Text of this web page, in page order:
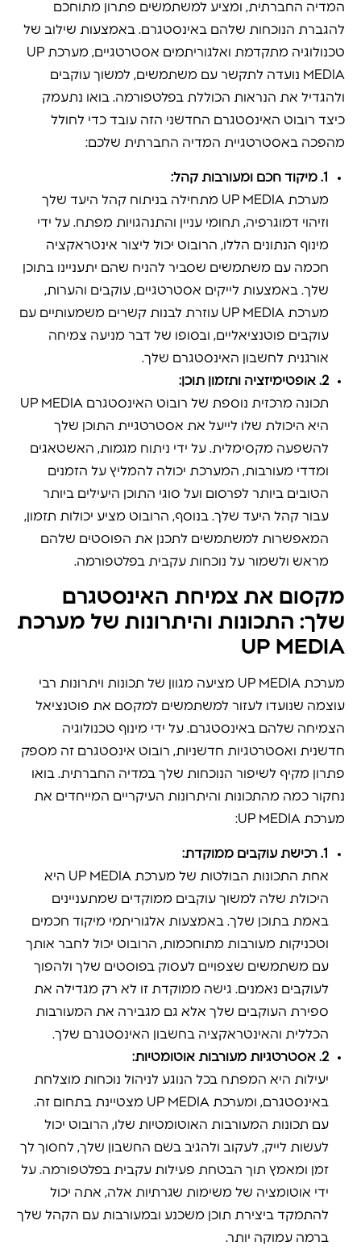
המדיה החברתית, ומציע למשתמשים פתרון מתוחכם
להגברת הנוכחות שלהם באינסטגרם. באמצעות שילוב של
טכנולוגיה מתקדמת ואלגוריתמים אסטרטגיים, מערכת UP
MEDIA נועדה לתקשר עם משתמשים, למשוך עוקבים
ולהגדיל את הנראות הכוללת בפלטפורמה. בואו נתעמק
כיצד רובוט האינסטגרם החדשני הזה עובד כדי לחולל
מהפכה באסטרטגיית המדיה החברתית שלכם:
1. מיקוד חכם ומעורבות קהל:
מערכת UP MEDIA מתחילה בניתוח קהל היעד שלך
וזיהוי דמוגרפיה, תחומי עניין והתנהגויות מפתח. על ידי
מינוף הנתונים הללו, הרובוט יכול ליצור אינטראקציה
חכמה עם משתמשים שסביר להניח שהם יתעניינו בתוכן
שלך. באמצעות לייקים אסטרטגיים, עוקבים והערות,
מערכת UP MEDIA עוזרת לבנות קשרים משמעותיים עם
עוקבים פוטנציאליים, ובסופו של דבר מניעה צמיחה
אורגנית לחשבון האינסטגרם שלך.
2. אופטימיזציה ותזמון תוכן:
תכונה מרכזית נוספת של רובוט האינסטגרם UP MEDIA
היא היכולת שלו לייעל את אסטרטגיית התוכן שלך
להשפעה מקסימלית. על ידי ניתוח מגמות, האשטאגים
ומדדי מעורבות, המערכת יכולה להמליץ על הזמנים
הטובים ביותר לפרסום ועל סוגי התוכן היעילים ביותר
עבור קהל היעד שלך. בנוסף, הרובוט מציע יכולות תזמון,
המאפשרות למשתמשים לתכנן את הפוסטים שלהם
מראש ולשמור על נוכחות עקבית בפלטפורמה.
מקסום את צמיחת האינסטגרם
שלך: התכונות והיתרונות של מערכת
UP MEDIA
מערכת UP MEDIA מציעה מגוון של תכונות ויתרונות רבי
עוצמה שנועדו לעזור למשתמשים למקסם את פוטנציאל
הצמיחה שלהם באינסטגרם. על ידי מינוף טכנולוגיה
חדשנית ואסטרטגיות חדשניות, רובוט אינסטגרם זה מספק
פתרון מקיף לשיפור הנוכחות שלך במדיה החברתית. בואו
נחקור כמה מהתכונות והיתרונות העיקריים המייחדים את
מערכת UP MEDIA:
1. רכישת עוקבים ממוקדת:
אחת התכונות הבולטות של מערכת UP MEDIA היא
היכולת שלה למשוך עוקבים ממוקדים שמתעניינים
באמת בתוכן שלך. באמצעות אלגוריתמי מיקוד חכמים
וטכניקות מעורבות מתוחכמות, הרובוט יכול לחבר אותך
עם משתמשים שצפויים לעסוק בפוסטים שלך ולהפוך
לעוקבים נאמנים. גישה ממוקדת זו לא רק מגדילה את
ספירת העוקבים שלך אלא גם מגבירה את המעורבות
הכללית והאינטראקציה בחשבון האינסטגרם שלך.
2. אסטרטגיות מעורבות אוטומטיות:
יעילות היא המפתח בכל הנוגע לניהול נוכחות מוצלחת
באינסטגרם, ומערכת UP MEDIA מצטיינת בתחום זה.
עם תכונות המעורבות האוטומטיות שלו, הרובוט יכול
לעשות לייק, לעקוב ולהגיב בשם החשבון שלך, לחסוך לך
זמן ומאמץ תוך הבטחת פעילות עקבית בפלטפורמה. על
ידי אוטומציה של משימות שגרתיות אלה, אתה יכול
להתמקד ביצירת תוכן משכנע ובמעורבות עם הקהל שלך
ברמה עמוקה יותר.